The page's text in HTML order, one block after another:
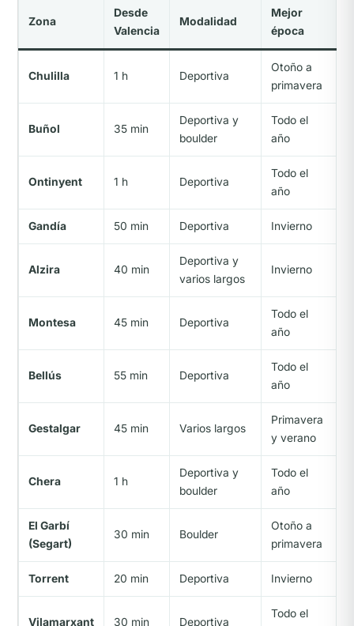
Zona
Desde
Valencia
Modalidad
Mejor
época
Chulilla 1 h Deportiva
Otoño a
primavera
Buñol 35 min
Deportiva y
boulder
Todo el
año
Ontinyent 1 h Deportiva
Todo el
año
Gandía 50 min Deportiva Invierno
Alzira 40 min
Deportiva y
varios largos
Invierno
Montesa 45 min Deportiva
Todo el
año
Bellús 55 min Deportiva
Todo el
año
Gestalgar 45 min Varios largos
Primavera
y verano
Chera 1 h
Deportiva y
boulder
Todo el
año
El Garbí
(Segart)
30 min Boulder
Otoño a
primavera
Torrent 20 min Deportiva Invierno
Vilamarxant 30 min Deportiva
Todo el